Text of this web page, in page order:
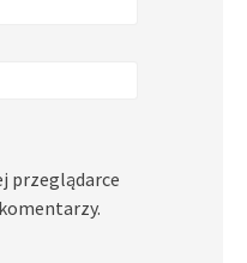
przeglądarce